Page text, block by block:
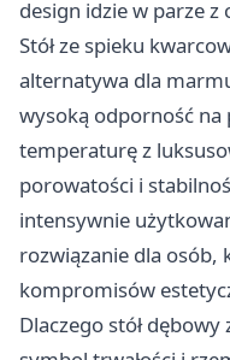
design idzie w parze z
Stół ze spieku
alternatywa dla
wysoką odporność na
temperaturę z
porowatości i
intensywnie
rozwiązanie dla osób,
kompromisów
Dlaczego stół